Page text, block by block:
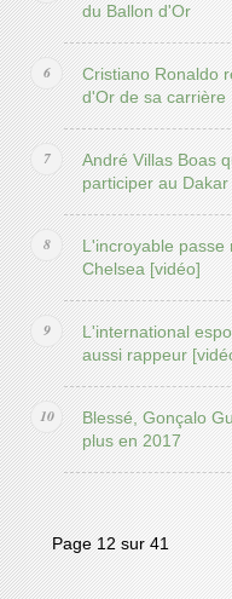
du Ballon d'Or
Cristiano Ronaldo
d'Or de sa carrière
André Villas Boas
participer au Dakar
L'incroyable passe
Chelsea [vidéo]
L'international
aussi rappeur
Blessé, Gonçalo
plus en 2017
Page 12 sur 41